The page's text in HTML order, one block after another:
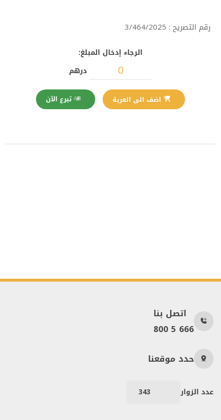
رقم التصريح : 3/464/2025
الرجاء إدخال المبلغ:
درهم
اتصل بنا
800 5 666
حدد موقعنا
عدد الزوار 343